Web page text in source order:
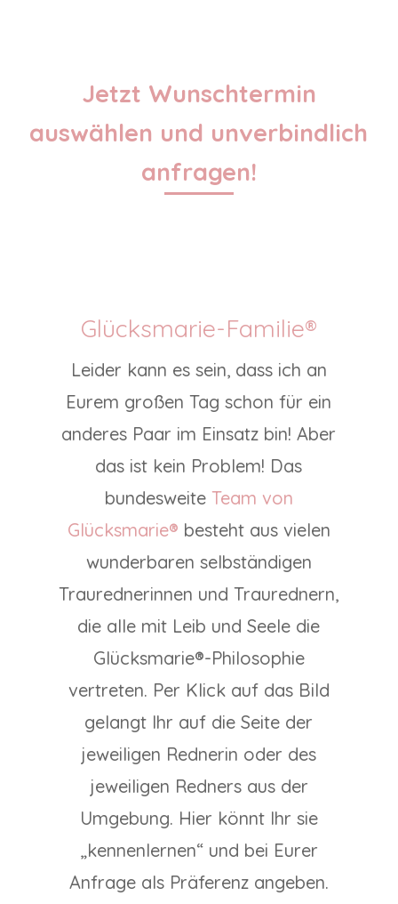
Jetzt Wunschtermin
auswählen und unverbindlich
anfragen!
Glücksmarie-Familie®
Leider kann es sein, dass ich an
Eurem großen Tag schon für ein
anderes Paar im Einsatz bin! Aber
das ist kein Problem! Das
bundesweite Team von
Glücksmarie® besteht aus vielen
wunderbaren selbständigen
Traurednerinnen und Traurednern,
die alle mit Leib und Seele die
Glücksmarie®-Philosophie
vertreten. Per Klick auf das Bild
gelangt Ihr auf die Seite der
jeweiligen Rednerin oder des
jeweiligen Redners aus der
Umgebung. Hier könnt Ihr sie
„kennenlernen“ und bei Eurer
Anfrage als Präferenz angeben.